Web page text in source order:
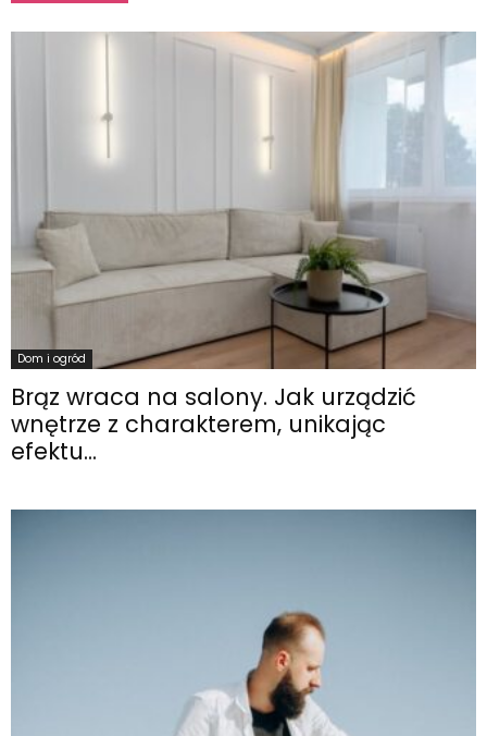
Dom i ogród
Brąz wraca na salony. Jak urządzić
wnętrze z charakterem, unikając
efektu...